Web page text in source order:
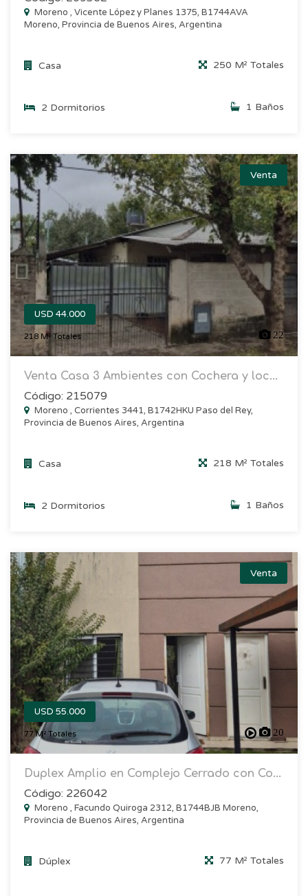
Moreno , Vicente López y Planes 1375, B1744AVA
Moreno, Provincia de Buenos Aires, Argentina
Casa 250 M² Totales
2 Dormitorios 1 Baños
Venta
USD 44.000
218 M² Totales 22
Venta Casa 3 Ambientes con Cochera y loc...
Código: 215079
Moreno , Corrientes 3441, B1742HKU Paso del Rey,
Provincia de Buenos Aires, Argentina
Casa 218 M² Totales
2 Dormitorios 1 Baños
Venta
USD 55.000
77 M² Totales 20
Duplex Amplio en Complejo Cerrado con Co...
Código: 226042
Moreno , Facundo Quiroga 2312, B1744BJB Moreno,
Provincia de Buenos Aires, Argentina
Dúplex 77 M² Totales